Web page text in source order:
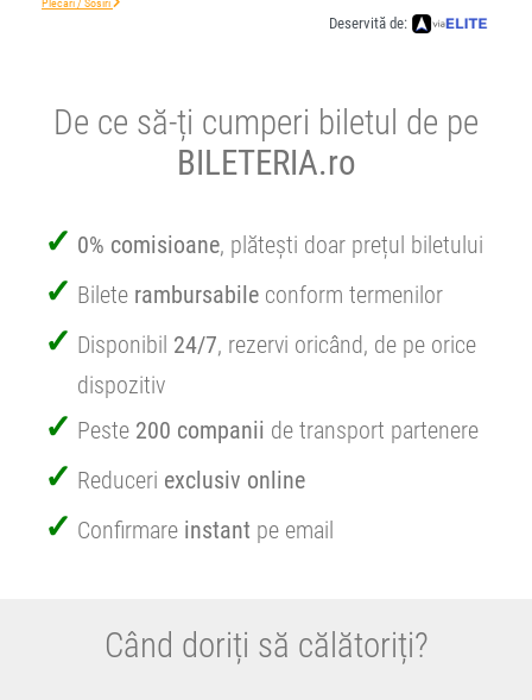
Deservită de:
De ce să-ți cumperi biletul de pe
BILETERIA.ro
0% comisioane, plătești doar prețul biletului
Bilete rambursabile conform termenilor
Disponibil 24/7, rezervi oricând, de pe orice
dispozitiv
Peste 200 companii de transport partenere
Reduceri exclusiv online
Confirmare instant pe email
Când doriți să călătoriți?